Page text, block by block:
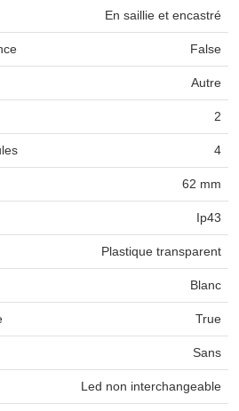
En saillie et encastré
False
Autre
2
4
62 mm
Ip43
Plastique transparent
Blanc
True
Sans
Led non interchangeable